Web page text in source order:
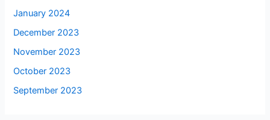
January 2024
December 2023
November 2023
October 2023
September 2023